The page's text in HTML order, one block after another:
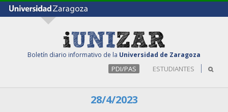
Boletín diario informativo de la Universidad de Zaragoza
PDI/PAS ESTUDIANTES
28/4/2023